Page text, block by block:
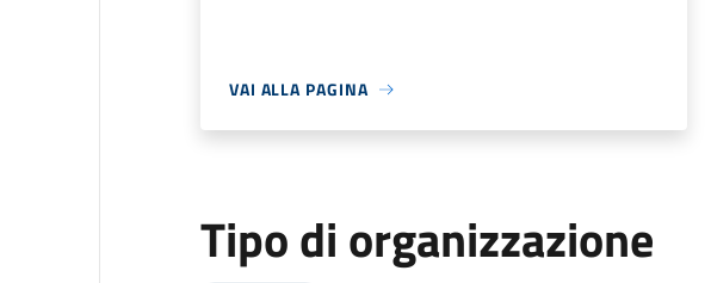
VAI ALLA PAGINA
Tipo di organizzazione